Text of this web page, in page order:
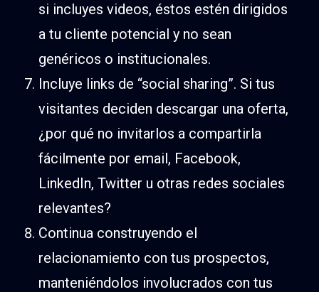
si incluyes videos, éstos estén dirigidos
a tu cliente potencial y no sean
genéricos o institucionales.
Incluye links de “social sharing”. Si tus
visitantes deciden descargar una oferta,
¿por qué no invitarlos a compartirla
fácilmente por email, Facebook,
LinkedIn, Twitter u otras redes sociales
relevantes?
Continua construyendo el
relacionamiento con tus prospectos,
manteniéndolos involucrados con tus